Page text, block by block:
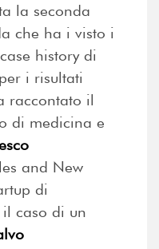
la seconda
che ha i visto i
history di
i risultati
raccontato il
di medicina e
and New
di
caso di un